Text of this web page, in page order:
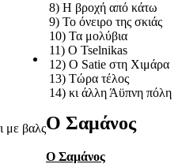
8) Η βροχή από κάτω
9) Το όνειρο της σκιάς
10) Τα μολύβια
11) Ο Tselnikas
12) Ο Satie στη Χιμάρα
13) Τώρα τέλος
14) κι άλλη Άϋπνη πόλη
με βαλςΟ Σαμάνος
Ο Σαμάνος